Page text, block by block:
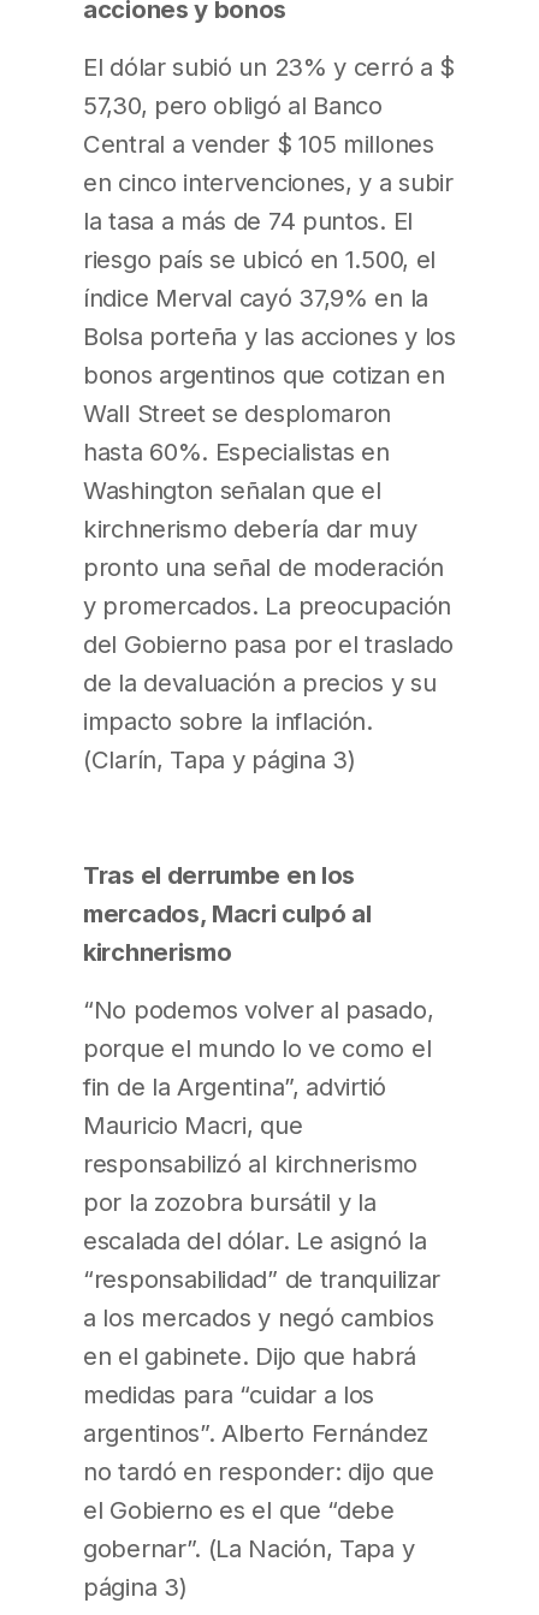
acciones y bonos
El dólar subió un 23% y cerró a $
57,30, pero obligó al Banco
Central a vender $ 105 millones
en cinco intervenciones, y a subir
la tasa a más de 74 puntos. El
riesgo país se ubicó en 1.500, el
índice Merval cayó 37,9% en la
Bolsa porteña y las acciones y los
bonos argentinos que cotizan en
Wall Street se desplomaron
hasta 60%. Especialistas en
Washington señalan que el
kirchnerismo debería dar muy
pronto una señal de moderación
y promercados. La preocupación
del Gobierno pasa por el traslado
de la devaluación a precios y su
impacto sobre la inflación.
(Clarín, Tapa y página 3)
Tras el derrumbe en los
mercados, Macri culpó al
kirchnerismo
“No podemos volver al pasado,
porque el mundo lo ve como el
fin de la Argentina”, advirtió
Mauricio Macri, que
responsabilizó al kirchnerismo
por la zozobra bursátil y la
escalada del dólar. Le asignó la
“responsabilidad” de tranquilizar
a los mercados y negó cambios
en el gabinete. Dijo que habrá
medidas para “cuidar a los
argentinos”. Alberto Fernández
no tardó en responder: dijo que
el Gobierno es el que “debe
gobernar”. (La Nación, Tapa y
página 3)